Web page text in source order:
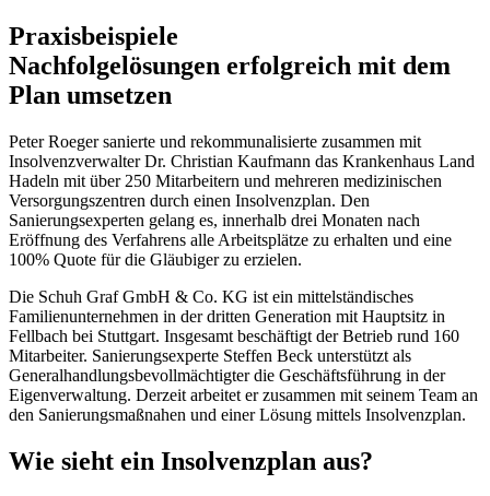
Praxisbeispiele
Nachfolgelösungen erfolgreich mit dem
Plan umsetzen
Peter Roeger sanierte und rekommunalisierte zusammen mit
Insolvenzverwalter Dr. Christian Kaufmann das Krankenhaus Land
Hadeln mit über 250 Mitarbeitern und mehreren medizinischen
Versorgungszentren durch einen Insolvenzplan. Den
Sanierungsexperten gelang es, innerhalb drei Monaten nach
Eröffnung des Verfahrens alle Arbeitsplätze zu erhalten und eine
100% Quote für die Gläubiger zu erzielen.
Die Schuh Graf GmbH & Co. KG ist ein mittelständisches
Familienunternehmen in der dritten Generation mit Hauptsitz in
Fellbach bei Stuttgart. Insgesamt beschäftigt der Betrieb rund 160
Mitarbeiter. Sanierungsexperte Steffen Beck unterstützt als
Generalhandlungsbevollmächtigter die Geschäftsführung in der
Eigenverwaltung. Derzeit arbeitet er zusammen mit seinem Team an
den Sanierungsmaßnahen und einer Lösung mittels Insolvenzplan.
Wie sieht ein Insolvenzplan aus?